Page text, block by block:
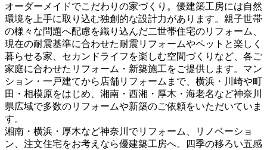
オーダーメイドでこだわりの家づくり。優建築工房には自然
環境を上手に取り込む独創的な設計力があります。親子世帯
の様々な問題へ配慮を織り込んだ二世帯住宅のリフォーム、
現在の耐震基準に合わせた耐震リフォームやペットと楽しく
暮らせる家、セカンドライフを楽しむ空間づくりなど、各ご
家庭に合わせたリフォーム・新築施工をご提供します。マン
ション・一戸建てから店舗リフォームまで、横浜・川崎や町
田・相模原をはじめ、湘南・西湘・厚木・海老名など神奈川
県広域で多数のリフォームや新築のご依頼をいただいていま
す。
湘南・横浜・厚木など神奈川でリフォーム、リノベーショ
ン、注文住宅をお考えなら優建築工房へ。四季の移ろい五感